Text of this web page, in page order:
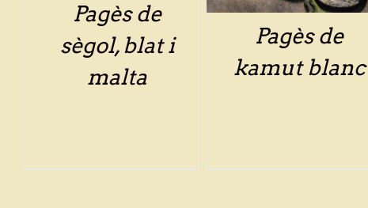
Pagès de
sègol, blat i
malta
Pagès de
kamut blanc